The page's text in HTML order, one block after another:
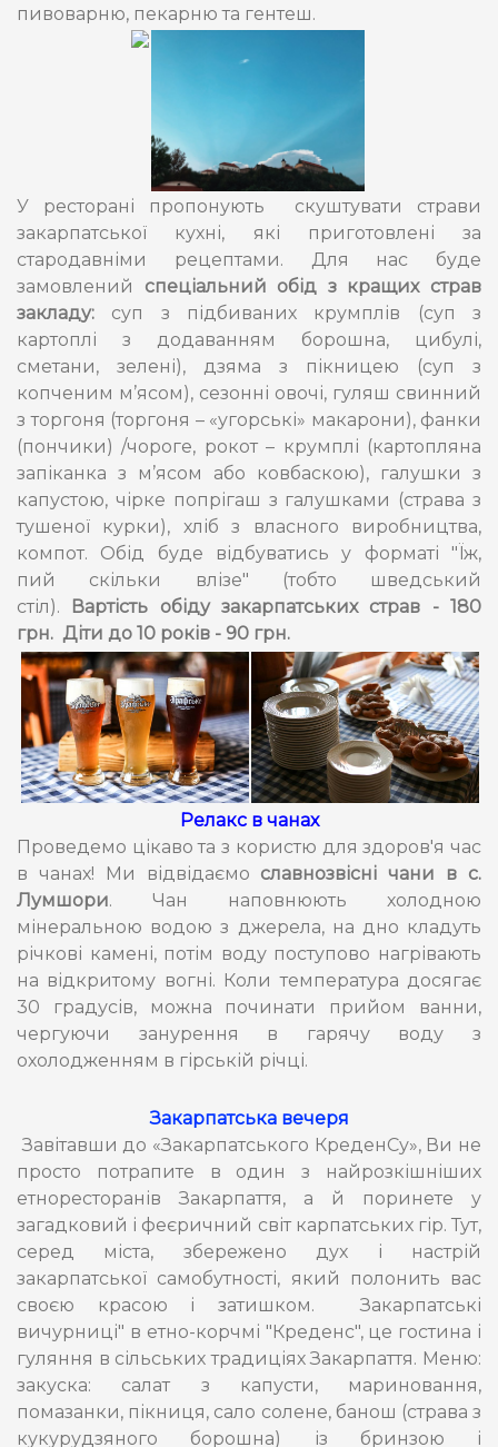
пивоварню, пекарню та гентеш.
У ресторані пропонують скуштувати страви
закарпатської кухні, які приготовлені за
стародавніми рецептами. Для нас буде
замовлений спеціальний обід з кращих страв
закладу: суп з підбиваних крумплів (суп з
картоплі з додаванням борошна, цибулі,
сметани, зелені), дзяма з пікницею (суп з
копченим м’ясом), сезонні овочі, гуляш свинний
з торгоня (торгоня – «угорські» макарони), фанки
(пончики) /чороге, рокот – крумплі (картопляна
запіканка з м’ясом або ковбаскою), галушки з
капустою, чірке попрігаш з галушками (страва з
тушеної курки), хліб з власного виробництва,
компот. Обід буде відбуватись у форматі "Їж,
пий скільки влізе" (тобто шведський
стіл). Вартість обіду закарпатських страв - 180
грн. Діти до 10 років - 90 грн.
Релакс в чанах
Проведемо цікаво та з користю для здоров'я час
в чанах! Ми відвідаємо славнозвісні чани в с.
Лумшори. Чан наповнюють холодною
мінеральною водою з джерела, на дно кладуть
річкові камені, потім воду поступово нагрівають
на відкритому вогні. Коли температура досягає
30 градусів, можна починати прийом ванни,
чергуючи занурення в гарячу воду з
охолодженням в гірській річці.
Закарпатська вечеря
Завітавши до «Закарпатського КреденСу», Ви не
просто потрапите в один з найрозкішніших
етноресторанів Закарпаття, а й поринете у
загадковий і феєричний світ карпатських гір. Тут,
серед міста, збережено дух і настрій
закарпатської самобутності, який полонить вас
своєю красою і затишком. Закарпатські
вичурниці" в етно-корчмі "Креденс", це гостина і
гуляння в сільських традиціях Закарпаття. Меню:
закуска: салат з капусти, мариновання,
помазанки, пікниця, сало солене, банош (страва з
кукурудзяного борошна) із бринзою і